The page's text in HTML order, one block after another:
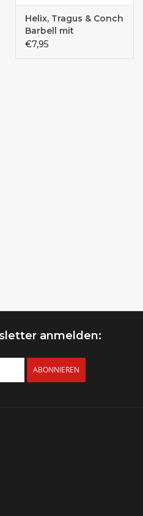
Helix, Tragus & Conch
Barbell mit
Kristallstein –
€7,95
anmelden:
ABONNIEREN